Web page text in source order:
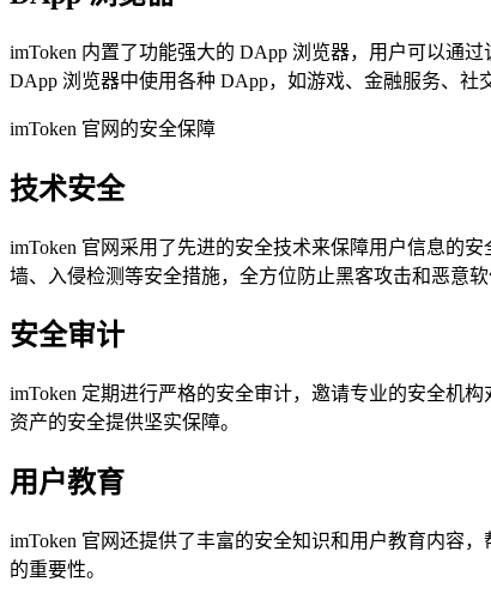
imToken 内置了功能强大的 DApp 浏览器，用户可以通
DApp 浏览器中使用各种 DApp，如游戏、金融服务、社
imToken 官网的安全保障
技术安全
imToken 官网采用了先进的安全技术来保障用户信息的
墙、入侵检测等安全措施，全方位防止黑客攻击和恶意软
安全审计
imToken 定期进行严格的安全审计，邀请专业的安全机
资产的安全提供坚实保障。
用户教育
imToken 官网还提供了丰富的安全知识和用户教育内容
的重要性。